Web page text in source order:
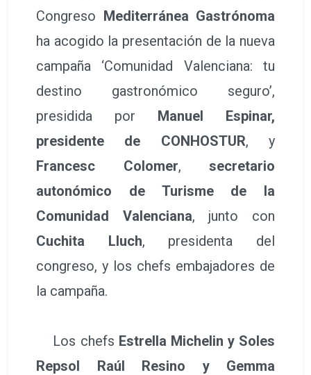
Congreso Mediterránea Gastrónoma
ha acogido la presentación de la nueva
campaña ‘Comunidad Valenciana: tu
destino gastronómico seguro’,
presidida por Manuel Espinar,
presidente de CONHOSTUR, y
Francesc Colomer, secretario
autonómico de Turisme de la
Comunidad Valenciana, junto con
Cuchita Lluch, presidenta del
congreso, y los chefs embajadores de
la campaña.
Los chefs Estrella Michelin y Soles
Repsol Raúl Resino y Gemma